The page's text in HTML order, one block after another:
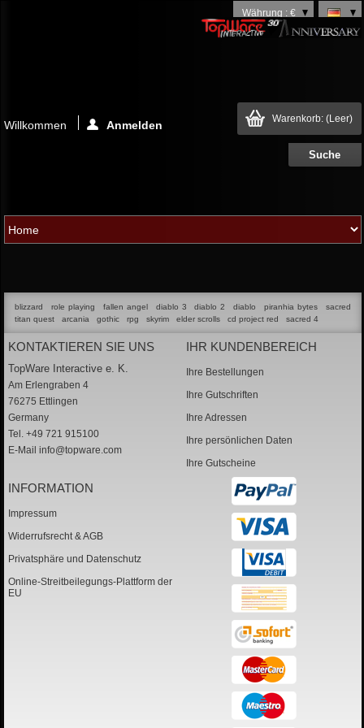
Währung : €
Warenkorb: (Leer)
Willkommen Anmelden
blizzard role playing fallen angel diablo 3 diablo 2 diablo piranhia bytes
sacred
titan quest
arcania gothic rpg skyrim elder scrolls cd project red sacred 4
KONTAKTIEREN SIE UNS
TopWare Interactive e. K.
Am Erlengraben 4
76275 Ettlingen
Germany
Tel. +49 721 915100
E-Mail info@topware.com
IHR KUNDENBEREICH
Ihre Bestellungen
Ihre Gutschriften
Ihre Adressen
Ihre persönlichen Daten
Ihre Gutscheine
INFORMATION
Impressum
Widerrufsrecht & AGB
Privatsphäre und Datenschutz
Online-Streitbeilegungs-Plattform der
EU